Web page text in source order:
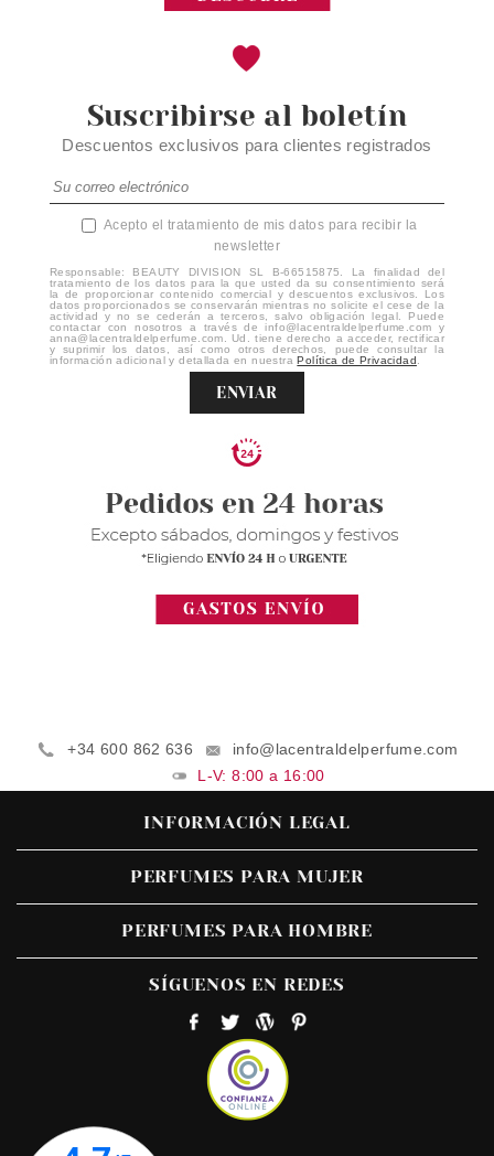
Suscribirse al boletín
Descuentos exclusivos para clientes registrados
Acepto el tratamiento de mis datos para recibir la
newsletter
Responsable: BEAUTY DIVISION SL B-66515875. La finalidad del
tratamiento de los datos para la que usted da su consentimiento será
la de proporcionar contenido comercial y descuentos exclusivos. Los
datos proporcionados se conservarán mientras no solicite el cese de la
actividad y no se cederán a terceros, salvo obligación legal. Puede
contactar con nosotros a través de info@lacentraldelperfume.com y
anna@lacentraldelperfume.com. Ud. tiene derecho a acceder, rectificar
y suprimir los datos, así como otros derechos, puede consultar la
información adicional y detallada en nuestraPolítica de Privacidad
ENVIAR
+34 600 862 636
info@lacentraldelperfume.com
L-V: 8:00 a 16:00
INFORMACIÓN LEGAL
PERFUMES PARA MUJER
PERFUMES PARA HOMBRE
SÍGUENOS EN REDES